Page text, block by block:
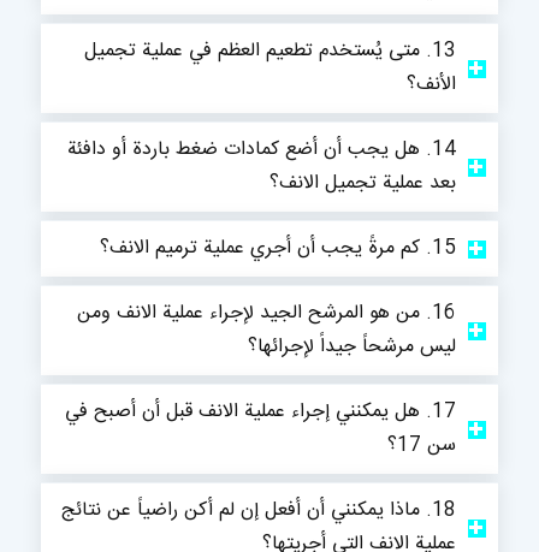
13. متى يُستخدم تطعيم العظم في عملية تجميل
الأنف؟
14. هل يجب أن أضع كمادات ضغط باردة أو دافئة
بعد عملية تجميل الانف؟
15. كم مرةً يجب أن أجري عملية ترميم الانف؟
16. من هو المرشح الجيد لإجراء عملية الانف ومن
ليس مرشحاً جيداً لإجرائها؟
17. هل يمكنني إجراء عملية الانف قبل أن أصبح في
سن 17؟
18. ماذا يمكنني أن أفعل إن لم أكن راضياً عن نتائج
عملية الانف التي أجريتها؟